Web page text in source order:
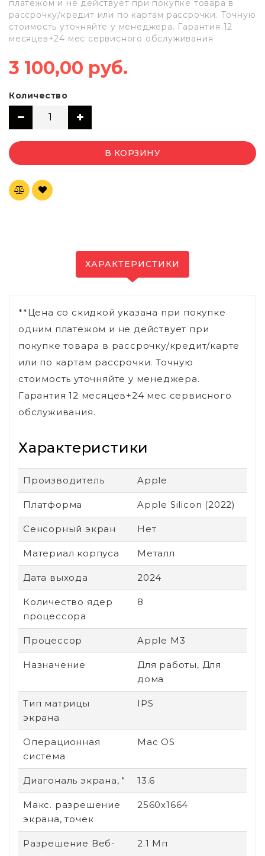
платежом и не действует при покупке товара в
рассрочку/кредит или по картам рассрочки. Точную
стоимость уточняйте у менеджера. Гарантия 12
месяцев+24 мес сервисного обслуживания
3 100,00 руб.
Количество
В КОРЗИНУ
ХАРАКТЕРИСТИКИ
**Цена со скидкой указана при покупке
одним платежом и не действует при
покупке товара в рассрочку/кредит/карте
или по картам рассрочки. Точную
стоимость уточняйте у менеджера.
Гарантия 12 месяцев+24 мес сервисного
обслуживания.
Характеристики
Производитель Apple
Платформа Apple Silicon (2022)
Сенсорный экран Нет
Материал корпуса Металл
Дата выхода 2024
Количество ядер
процессора
8
Процессор Apple M3
Назначение
Для работы, Для
дома
Тип матрицы
экрана
IPS
Операционная
система
Mac OS
Диагональ экрана, " 13.6
Макс. разрешение
экрана, точек
2560х1664
Разрешение Веб-
2.1 Мп